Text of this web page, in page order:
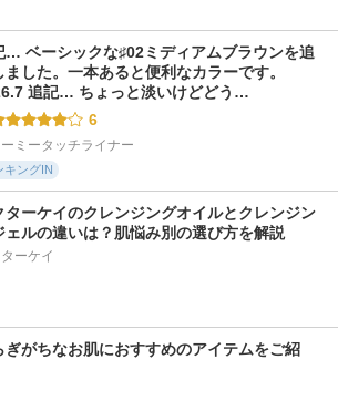
… ベーシックな♯02ミディアムブラウンを追
ました。一本あると便利なカラーです。
追記… ちょっと淡いけどどう…
6
ミータッチライナー
キングIN
ターケイのクレンジングオイルとクレンジン
ェルの違いは？肌悩み別の選び方を解説
ターケイ
ぎがちなお肌におすすめのアイテムをご紹